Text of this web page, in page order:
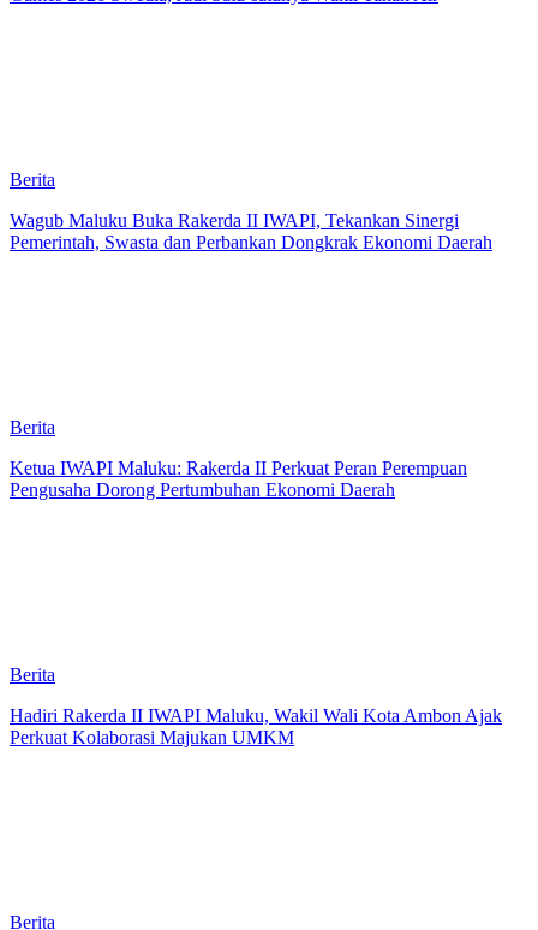
Berita
Wagub Maluku Buka Rakerda II IWAPI, Tekankan Sinergi
Pemerintah, Swasta dan Perbankan Dongkrak Ekonomi Daerah
Berita
Ketua IWAPI Maluku: Rakerda II Perkuat Peran Perempuan
Pengusaha Dorong Pertumbuhan Ekonomi Daerah
Berita
Hadiri Rakerda II IWAPI Maluku, Wakil Wali Kota Ambon Ajak
Perkuat Kolaborasi Majukan UMKM
Berita